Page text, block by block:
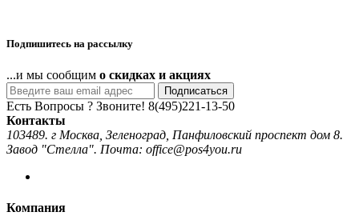
Подпишитесь на рассылку
...и мы сообщим о скидках и акциях
Подписаться
Есть Вопросы ? Звоните! 8(495)221-13-50
Контакты
103489. г Москва, Зеленоград, Панфиловский проспект дом 8.
Завод "Стелла". Почта: office@pos4you.ru
Компания